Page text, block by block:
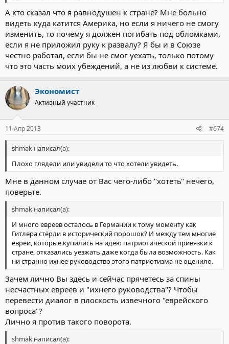
А кто сказал что я равнодушен к стране? Мне больно
видеть куда катится Америка, но если я ничего не смогу
изменить, то почему я должен погибать под обломками,
если я не приложил руку к развалу? Я бы и в Союзе
честно работал, если бы не смог уехать, только потому
что это часть моих убеждений, а не из любви к системе.
Экономист
Активный участник
11 Апр 2013 #674
shmak написал(а):
Плохо глядели или увидели то что хотели увидеть.
Мне в данном случае от Вас чего-либо "хотеть" нечего,
поверьте.
shmak написал(а):
И много евреев осталось в Германии к тому моменту как
Гитлера стёрли в исторический порошок? И между тем многие
евреи, которые купились на идею патриотической привязки к
стране, отказались уезжать даже когда была возможность. Как
ни странно ихнее руководство этого патриотизма не оценило.
Зачем лично Вы здесь и сейчас прячетесь за спины
несчастных евреев и "ихнего руководства"? Чтобы
перевести диалог в плоскость извечного "еврейского
вопроса"?
Лично я против такого поворота.
shmak написал(а):